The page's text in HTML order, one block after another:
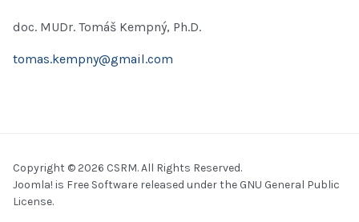
doc. MUDr. Tomáš Kempný, Ph.D.
tomas.kempny@gmail.com
Copyright © 2026 CSRM. All Rights Reserved.
Joomla! is Free Software released under the GNU General Public
License.